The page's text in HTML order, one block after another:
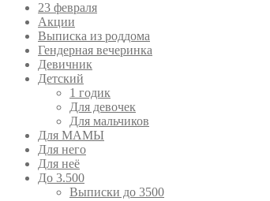
23 февраля
Акции
Выписка из роддома
Гендерная вечеринка
Девичник
Детский
1 годик
Для девочек
Для мальчиков
Для МАМЫ
Для него
Для неё
До 3.500
Выписки до 3500